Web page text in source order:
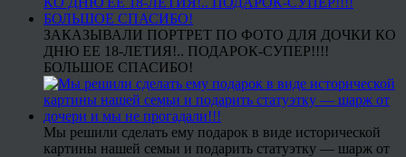
ЗАКАЗЫВАЛИ ПОРТРЕТ ПО ФОТО ДЛЯ ДОЧКИ КО
ДНЮ ЕЕ 18-ЛЕТИЯ!.. ПОДАРОК-СУПЕР!!!!
БОЛЬШОЕ СПАСИБО!
Мы решили сделать ему подарок в виде исторической
картины нашей семьи и подарить статуэтку — шарж от